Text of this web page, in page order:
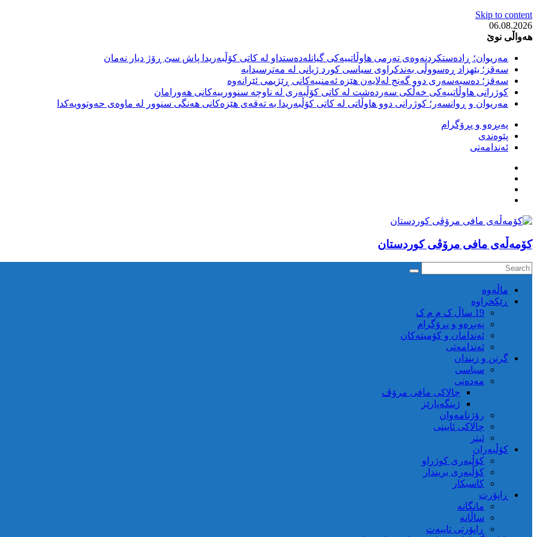
Skip to content
06.08.2026
هەواڵی نوێ
مەریوان؛ ڕادەستکردنەوەی تەرمی هاوڵاتییەکی گیانلەدەستداو لە کاتی کۆڵبەریدا پاش سێ ڕۆژ دیار نەمان
سەقز؛ بێهزاد ڕەسووڵی بەندکراوی سیاسی کورد ژیانی لە مەترسیدایە
سەقز؛ دەسبەسەری دوو گەنج لەلایەن هێزە ئەمنییەکانی ڕێژیمی ئێرانەوە
کوژرانی هاوڵاتییەکی خەڵکی سەردەشت لە کاتی کۆڵبەری لە ناوچە سنوورییەکانی هەورامان
مەریوان و ڕوانسەر؛ کوژرانی دوو هاوڵاتی لە کاتی کۆڵبەریدا بە تەقەی هێزەکانی هەنگی سنوور لە ماوەی حەوتوویەکدا
پەیڕەو و پڕۆگرام
پێوەندی
ئەندامەتی
كۆمه‌ڵه‌ی مافی مرۆڤی کوردستان
ماڵه‌وه‌
ڕێکخراوە
19 ساڵ ک م م ک
پەیڕەو و پڕۆگرام
ئەندامان و کۆمیتەکان
ئەندامەتی
گرتن و زیندان
سیاسی
مەدەنی
چالاکی مافی مرۆڤ
ژینگەپارێز
رۆژنامەوان
چالاکی ئایینی
ئیتر
کۆڵبەران
کۆڵبەری کوژراو
کؤڵبەری بریندار
کاسبکار
ڕاپۆرت
مانگانە
ساڵانە
ڕاپۆرتی تایبەت